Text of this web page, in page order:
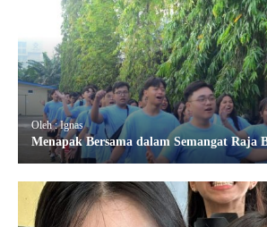
Oleh : Ignas
Menapak Bersama dalam Semangat Raja